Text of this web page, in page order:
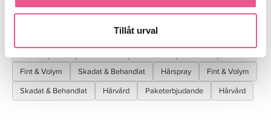
Tillåt urval
Fint & Volym
Skadat & Behandlat Hårspray
Fint & Volym
Skadat & Behandlat
Hårvård Paketerbjudande Hårvård